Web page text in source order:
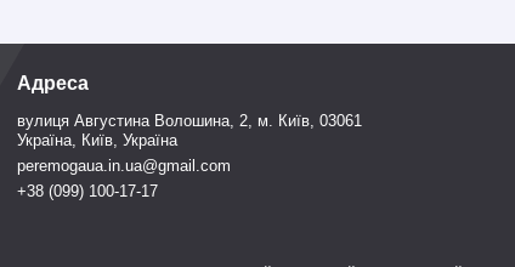
Адреса
вулиця Августина Волошина, 2, м. Київ, 03061
Україна, Київ, Україна
peremogaua.in.ua@gmail.com
+38 (099) 100-17-17